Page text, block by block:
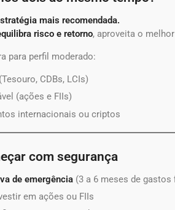
mais recomendada.
risco e retorno, aproveita o
para perfil moderado:
CDBs, LCIs)
(ações e FIIs)
internacionais ou criptos
com segurança
de emergência (3 a 6 meses de gastos
em ações ou FIIs